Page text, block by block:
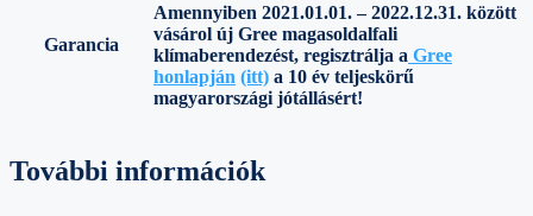
Garancia
Amennyiben 2021.01.01. – 2022.12.31. között
vásárol új Gree magasoldalfali
klímaberendezést, regisztrálja a Gree
honlapján (itt) a 10 év teljeskörű
magyarországi jótállásért!
További információk